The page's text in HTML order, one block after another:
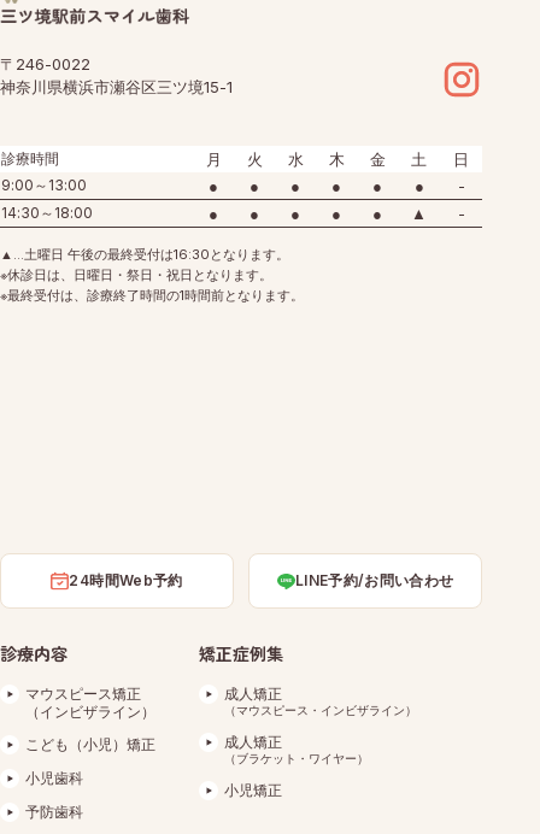
の目安や、治療開始ま…
〒246-0022
神奈川県横浜市瀬谷区三ツ境15-1
▲…土曜日 午後の最終受付は16:30となります。
※休診日は、日曜日・祭日・祝日となります。
※最終受付は、診療終了時間の1時間前となります。
診療時間 月 火 水 木 金 土 日
9:00～13:00 ● ● ● ● ● ● -
14:30～18:00 ● ● ● ● ● ▲ -
24時間Web予約 LINE予約/お問い合わせ
診療内容
マウスピース矯正
（インビザライン）
こども（小児）矯正
小児歯科
予防歯科
矯正症例集
成人矯正
（マウスピース・インビザライン）
成人矯正
（ブラケット・ワイヤー）
小児矯正